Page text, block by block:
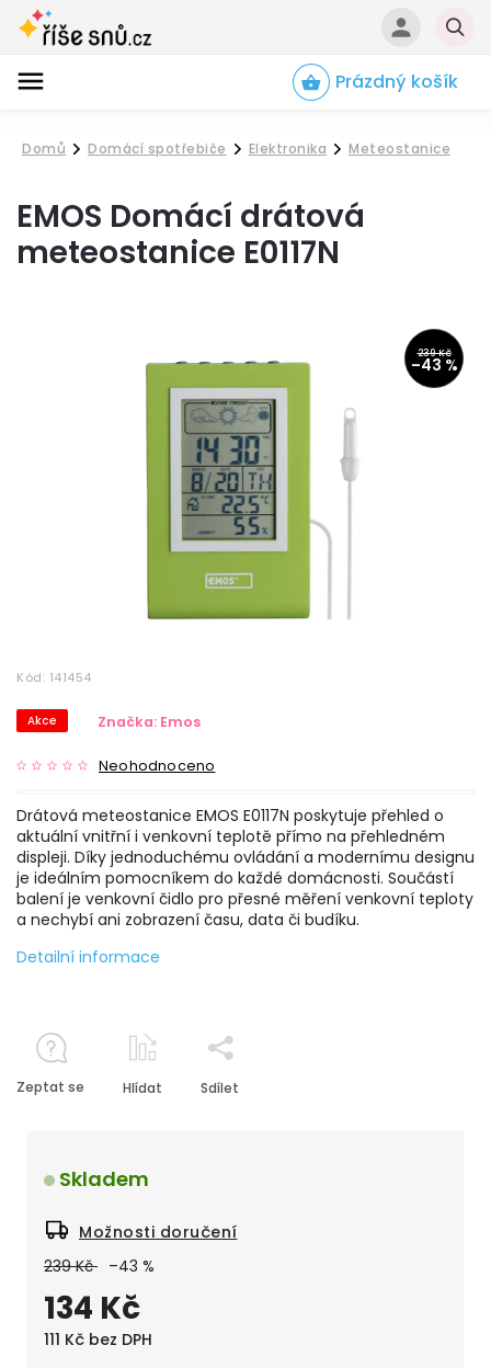
Prázdný košík
Domů
/
Domácí spotřebiče
/
Elektronika
/
Meteostanice
EMOS Domácí drátová
meteostanice E0117N
239 Kč
–43 %
Kód: 141454
Akce
Neohodnoceno
Značka: Emos
239 Kč –43 %
134 Kč
111 Kč bez DPH
Skladem
Možnosti doručení
Drátová meteostanice EMOS E0117N poskytuje přehled o
aktuální vnitřní i venkovní teplotě přímo na přehledném
displeji. Díky jednoduchému ovládání a modernímu designu
je ideálním pomocníkem do každé domácnosti. Součástí
balení je venkovní čidlo pro přesné měření venkovní teploty
a nechybí ani zobrazení času, data či budíku.
Detailní informace
Zeptat se Hlídat Sdílet